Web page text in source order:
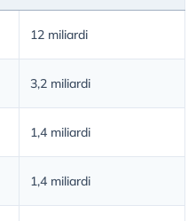
12 miliardi
3,2 miliardi
1,4 miliardi
1,4 miliardi